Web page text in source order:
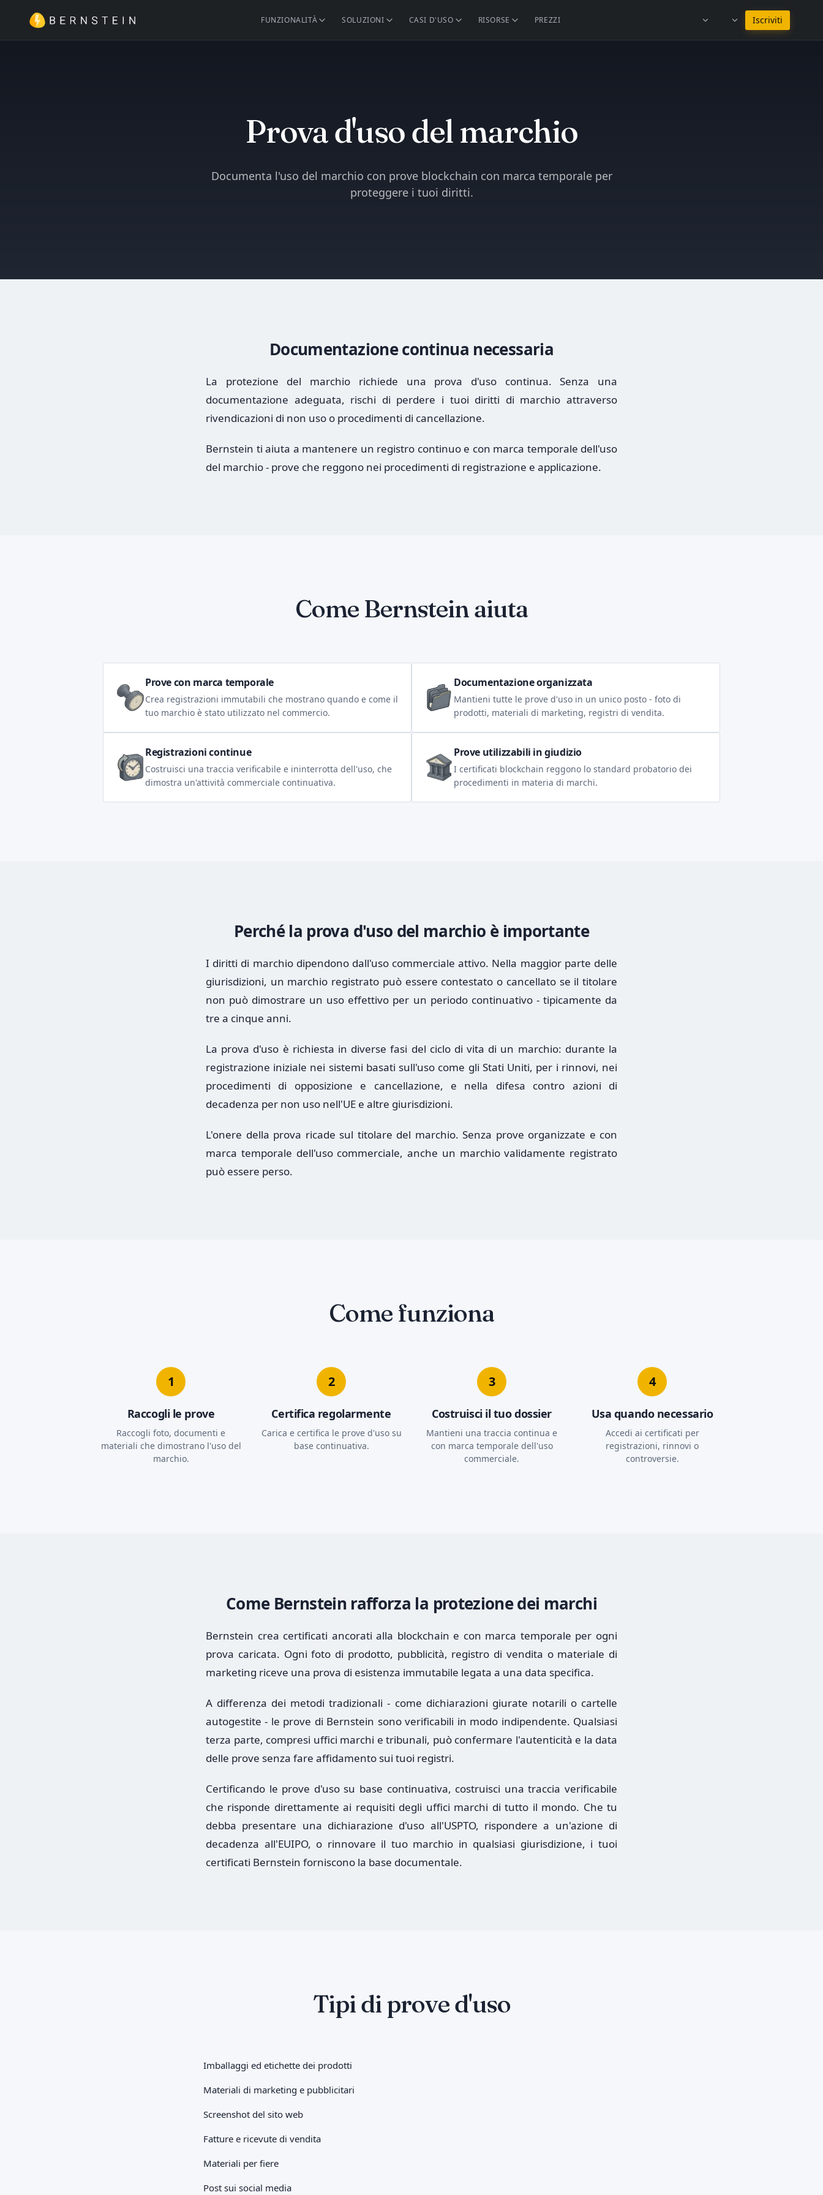
Resta in Italiano
FUNZIONALITÀ SOLUZIONI CASI D'USO RISORSE PREZZI Iscriviti
Prova d'uso del marchio
Documenta l'uso del marchio con prove blockchain con marca temporale per
proteggere i tuoi diritti.
Documentazione continua necessaria
La protezione del marchio richiede una prova d'uso continua. Senza una
documentazione adeguata, rischi di perdere i tuoi diritti di marchio attraverso
rivendicazioni di non uso o procedimenti di cancellazione.
Bernstein ti aiuta a mantenere un registro continuo e con marca temporale dell'uso
del marchio - prove che reggono nei procedimenti di registrazione e applicazione.
Come Bernstein aiuta
Prove con marca temporale
Crea registrazioni immutabili che mostrano quando e come il
tuo marchio è stato utilizzato nel commercio.
Documentazione organizzata
Mantieni tutte le prove d'uso in un unico posto - foto di
prodotti, materiali di marketing, registri di vendita.
Registrazioni continue
Costruisci una traccia verificabile e ininterrotta dell'uso, che
dimostra un'attività commerciale continuativa.
Prove utilizzabili in giudizio
I certificati blockchain reggono lo standard probatorio dei
procedimenti in materia di marchi.
Perché la prova d'uso del marchio è importante
I diritti di marchio dipendono dall'uso commerciale attivo. Nella maggior parte delle
giurisdizioni, un marchio registrato può essere contestato o cancellato se il titolare
non può dimostrare un uso effettivo per un periodo continuativo - tipicamente da
tre a cinque anni.
La prova d'uso è richiesta in diverse fasi del ciclo di vita di un marchio: durante la
registrazione iniziale nei sistemi basati sull'uso come gli Stati Uniti, per i rinnovi, nei
procedimenti di opposizione e cancellazione, e nella difesa contro azioni di
decadenza per non uso nell'UE e altre giurisdizioni.
L'onere della prova ricade sul titolare del marchio. Senza prove organizzate e con
marca temporale dell'uso commerciale, anche un marchio validamente registrato
può essere perso.
Come funziona
1
Raccogli le prove
Raccogli foto, documenti e
materiali che dimostrano l'uso del
marchio.
2
Certifica regolarmente
Carica e certifica le prove d'uso su
base continuativa.
3
Costruisci il tuo dossier
Mantieni una traccia continua e
con marca temporale dell'uso
commerciale.
4
Usa quando necessario
Accedi ai certificati per
registrazioni, rinnovi o
controversie.
Come Bernstein rafforza la protezione dei marchi
Bernstein crea certificati ancorati alla blockchain e con marca temporale per ogni
prova caricata. Ogni foto di prodotto, pubblicità, registro di vendita o materiale di
marketing riceve una prova di esistenza immutabile legata a una data specifica.
A differenza dei metodi tradizionali - come dichiarazioni giurate notarili o cartelle
autogestite - le prove di Bernstein sono verificabili in modo indipendente. Qualsiasi
terza parte, compresi uffici marchi e tribunali, può confermare l'autenticità e la data
delle prove senza fare affidamento sui tuoi registri.
Certificando le prove d'uso su base continuativa, costruisci una traccia verificabile
che risponde direttamente ai requisiti degli uffici marchi di tutto il mondo. Che tu
debba presentare una dichiarazione d'uso all'USPTO, rispondere a un'azione di
decadenza all'EUIPO, o rinnovare il tuo marchio in qualsiasi giurisdizione, i tuoi
certificati Bernstein forniscono la base documentale.
Tipi di prove d'uso
Imballaggi ed etichette dei prodotti
Materiali di marketing e pubblicitari
Screenshot del sito web
Fatture e ricevute di vendita
Materiali per fiere
Post sui social media